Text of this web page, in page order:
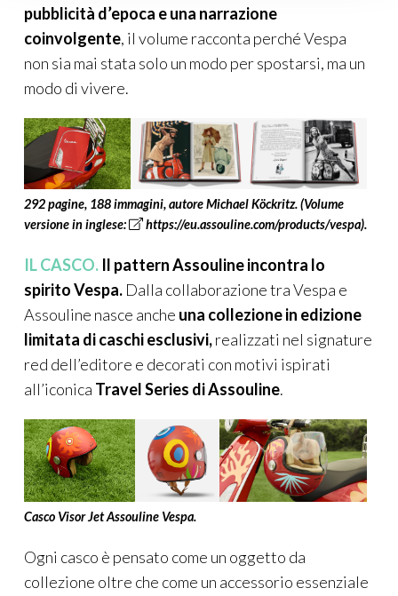
pubblicità d’epoca e una narrazione
coinvolgente, il volume racconta perché Vespa
non sia mai stata solo un modo per spostarsi, ma un
modo di vivere.
292 pagine, 188 immagini, autore Michael Köckritz.(Volume
versionein inglese: https://eu.assouline.com/products/vespa).
IL CASCO. Il pattern Assouline incontra lo
spirito Vespa. Dalla collaborazione tra Vespa e
Assouline nasce anche una collezione in edizione
limitata di caschi esclusivi,realizzati nel signature
red dell’editore e decorati con motivi ispirati
all’iconica Travel Series di Assouline.
Casco Visor Jet Assouline Vespa.
Ogni casco è pensato come un oggetto da
collezione oltre che come un accessorio essenziale